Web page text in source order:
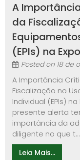
A
da
(EPIs) na
Posted on 18 de
A Importância
Fiscalização no
Individual (EPIs)
presente alerta
importância da
diligente no que t...
Leia Mais...